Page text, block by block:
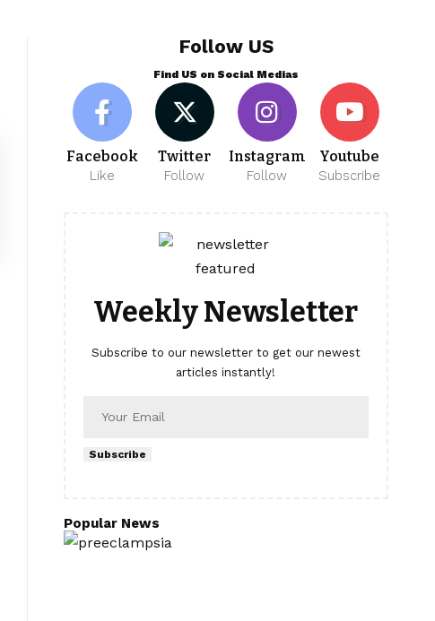
Follow US
Find US on Social Medias
Facebook
Like
Twitter
Follow
Instagram
Follow
Youtube
Subscribe
Weekly Newsletter
Subscribe to our newsletter to get our newest
articles instantly!
Subscribe
Popular News